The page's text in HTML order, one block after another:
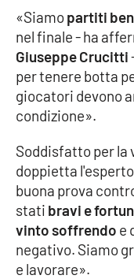
RUBRICHE
Good Morning
Parchi Marini
Leggendo Alvaro
Imprese Di
Le perfidie di
Venti di
«Siamopartiti
nel finale - ha
Giuseppe Crucitti
per tenere botta
giocatori devono
condizione».
Soddisfatto per la
doppietta
buona prova
stati bravi e
vinto soffrendo e
negativo. Siamo
e lavorare».